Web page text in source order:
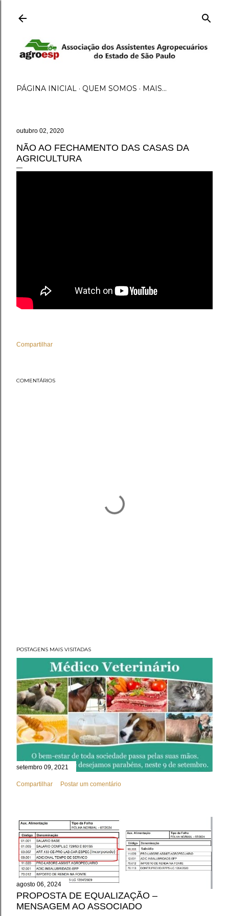
PÁGINA INICIAL QUEM SOMOS MAIS…
outubro 02, 2020
NÃO AO FECHAMENTO DAS CASAS DA
AGRICULTURA
Compartilhar
COMENTÁRIOS
POSTAGENS MAIS VISITADAS
setembro 09, 2021
Compartilhar Postar um comentário
agosto 06, 2024
PROPOSTA DE EQUALIZAÇÃO –
MENSAGEM AO ASSOCIADO